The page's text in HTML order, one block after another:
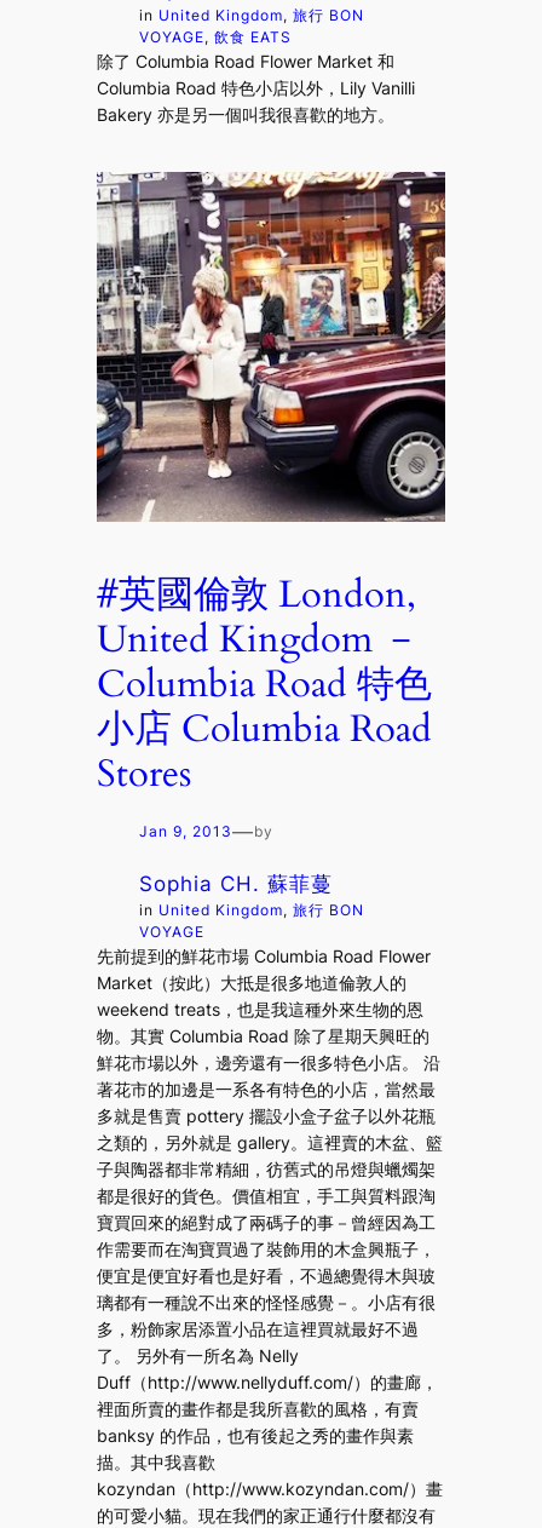
in United Kingdom, 旅行 BON
VOYAGE, 飲食 EATS
除了 Columbia Road Flower Market 和
Columbia Road 特色小店以外，Lily Vanilli
Bakery 亦是另一個叫我很喜歡的地方。
#英國倫敦 London,
United Kingdom －
Columbia Road 特色
小店 Columbia Road
Stores
Jan 9, 2013—by
Sophia CH. 蘇菲蔓
in United Kingdom, 旅行 BON
VOYAGE
先前提到的鮮花市場 Columbia Road Flower
Market（按此）大抵是很多地道倫敦人的
weekend treats，也是我這種外來生物的恩
物。其實 Columbia Road 除了星期天興旺的
鮮花市場以外，邊旁還有一很多特色小店。 沿
著花市的加邊是一系各有特色的小店，當然最
多就是售賣 pottery 擺設小盒子盆子以外花瓶
之類的，另外就是 gallery。這裡賣的木盆、籃
子與陶器都非常精細，彷舊式的吊燈與蠟燭架
都是很好的貨色。價值相宜，手工與質料跟淘
寶買回來的絕對成了兩碼子的事－曾經因為工
作需要而在淘寶買過了裝飾用的木盒興瓶子，
便宜是便宜好看也是好看，不過總覺得木與玻
璃都有一種說不出來的怪怪感覺－。小店有很
多，粉飾家居添置小品在這裡買就最好不過
了。 另外有一所名為 Nelly
Duff（http://www.nellyduff.com/）的畫廊，
裡面所賣的畫作都是我所喜歡的風格，有賣
banksy 的作品，也有後起之秀的畫作與素
描。其中我喜歡
kozyndan（http://www.kozyndan.com/）畫
的可愛小貓。現在我們的家正通行什麼都沒有